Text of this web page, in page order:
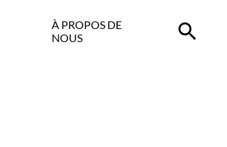
À PROPOS DE
NOUS